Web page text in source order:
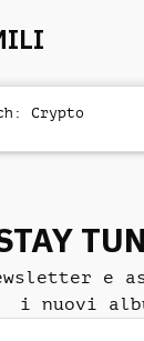
Crypto
e
i nuovi